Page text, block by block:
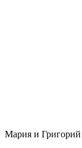
Мария и